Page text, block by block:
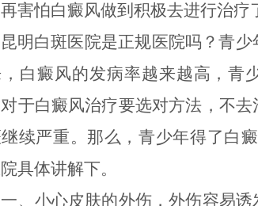
害怕白癜风做到积极去进行治疗
白斑医院是正规医院吗？青少
白癜风的发病率越来越高，青
于白癜风治疗要选对方法，不
续严重。那么，青少年得了白
具体讲解下。
小心皮肤的外伤，外伤容易诱